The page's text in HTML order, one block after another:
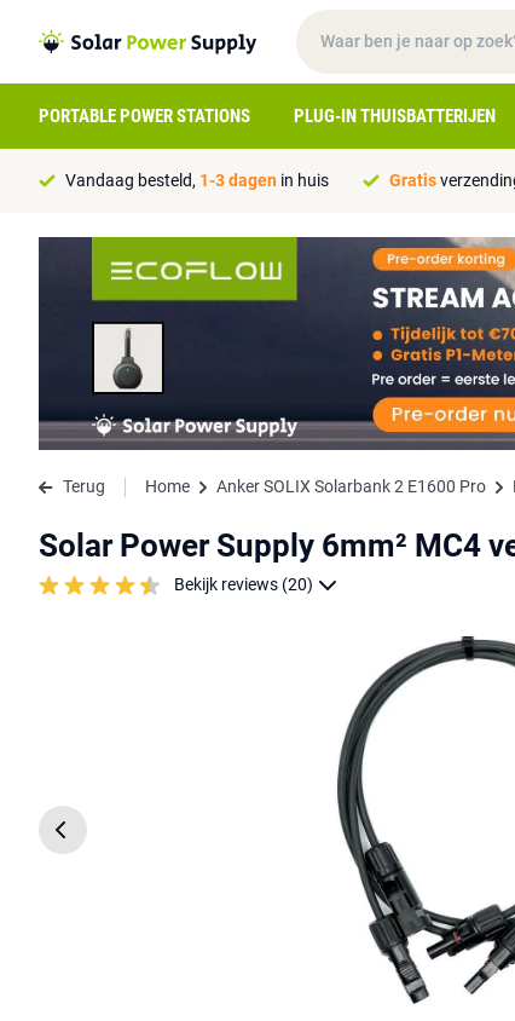
PORTABLE POWER STATIONS PLUG-IN THUISBATTERIJEN
Vandaag besteld, 1-3 dagen in huis Gratis
Terug Home Anker SOLIX Solarbank 2 E1600 Pro
Solar Power Supply 6mm² MC4
Bekijk reviews (20)